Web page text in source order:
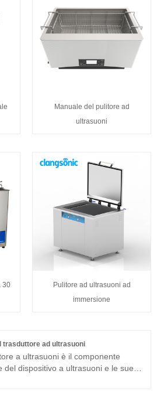
Manuale del pulitore ad
ultrasuoni
30
Pulitore ad ultrasuoni ad
immersione
trasduttore ad ultrasuoni
a ultrasuoni è il componente
del dispositivo a ultrasuoni e le sue